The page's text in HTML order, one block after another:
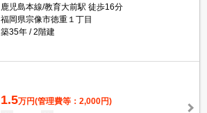
鹿児島本線/教育大前駅 徒歩16分
福岡県宗像市徳重１丁目
築35年
2階建
1.5万円(管理費等：2,000円)